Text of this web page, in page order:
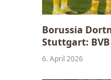
Borussia
Stuttgart:
6. April 2026